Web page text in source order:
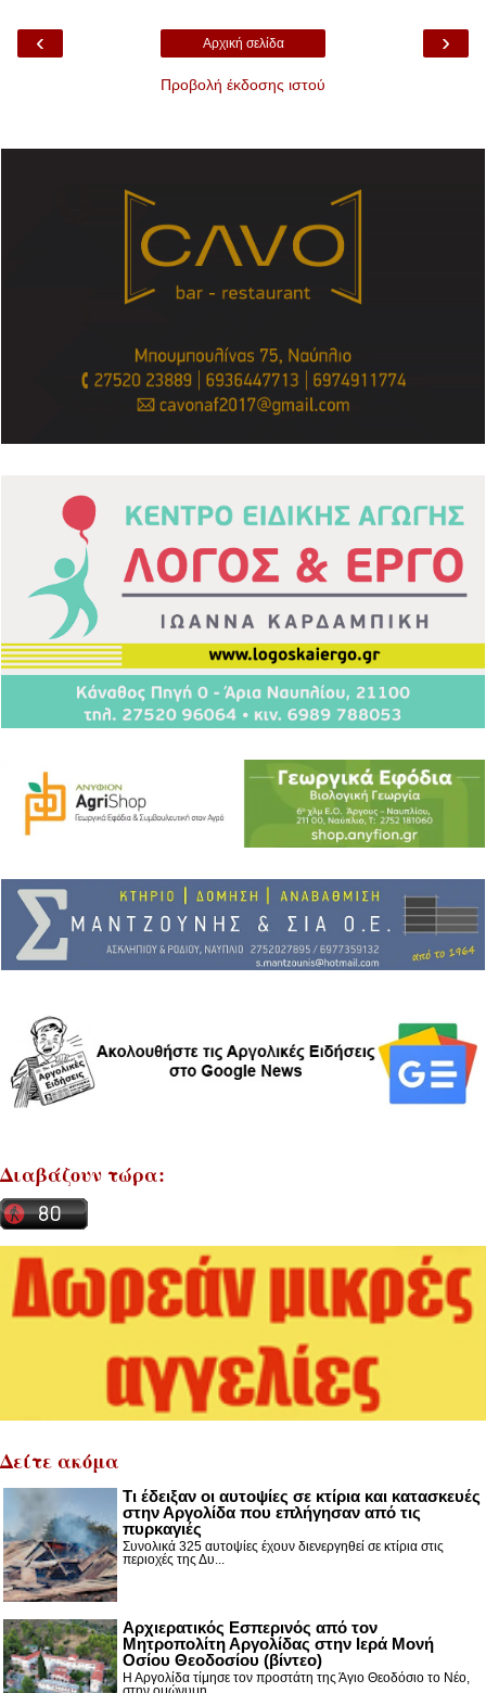
‹ ›
Αρχική σελίδα
Προβολή έκδοσης ιστού
Διαβάζουν τώρα:
Δείτε ακόμα
Τι έδειξαν οι αυτοψίες σε κτίρια και κατασκευές
στην Αργολίδα που επλήγησαν από τις
πυρκαγιές
Συνολικά 325 αυτοψίες έχουν διενεργηθεί σε κτίρια στις
περιοχές της Δυ...
Αρχιερατικός Εσπερινός από τον
Μητροπολίτη Αργολίδας στην Ιερά Μονή
Οσίου Θεοδοσίου (βίντεο)
Η Αργολίδα τίμησε τον προστάτη της Άγιο Θεοδόσιο το Νέο,